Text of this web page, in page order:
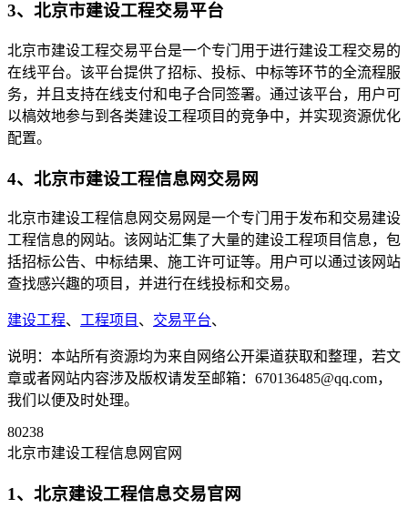
3、北京市建设工程交易平台
北京市建设工程交易平台是一个专门用于进行建设工程交易的
在线平台。该平台提供了招标、投标、中标等环节的全流程服
务，并且支持在线支付和电子合同签署。通过该平台，用户可
以槁效地参与到各类建设工程项目的竞争中，并实现资源优化
配置。
4、北京市建设工程信息网交易网
北京市建设工程信息网交易网是一个专门用于发布和交易建设
工程信息的网站。该网站汇集了大量的建设工程项目信息，包
括招标公告、中标结果、施工许可证等。用户可以通过该网站
查找感兴趣的项目，并进行在线投标和交易。
建设工程、 工程项目 、 交易平台、
说明：本站所有资源均为来自网络公开渠道获取和整理，若文
章或者网站内容涉及版权请发至邮箱：670136485@qq.com，
我们以便及时处理。
80238
北京市建设工程信息网官网
1、北京建设工程信息交易官网